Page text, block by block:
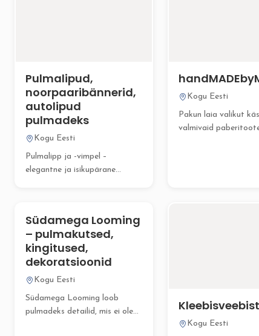
Pulmalipud,
noorpaaribännerid,
autolipud
pulmadeks
Kogu Eesti
Pulmalipp ja -vimpel –
elegantne ja isikupärane
Kogu Eesti
Pakun laia valikut
valmivaid
Südamega Looming
– pulmakutsed,
kingitused,
dekoratsioonid
Kogu Eesti
Südamega Looming loob
pulmadeks detailid, mis ei ole
Kleebisveebist
Kogu Eesti